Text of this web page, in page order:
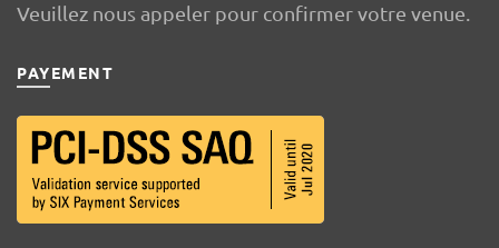
Veuillez nous appeler pour confirmer votre venue.
PAYEMENT